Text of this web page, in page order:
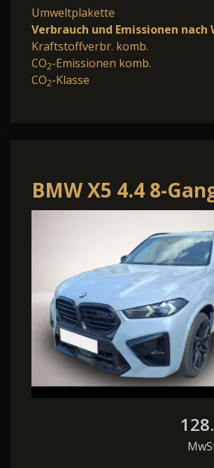
Umweltplakette
Verbrauch und Emissionen nach
Kraftstoffverbr. komb.
CO2-Emissionen komb.
CO2-Klasse
BMW X5 4.4 8-
Steptronic